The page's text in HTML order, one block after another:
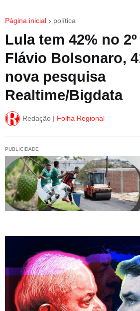
Página inicial política
Lula tem 42% no
Flávio Bolsonaro,
nova pesquisa
Realtime/Bigdata
Redação | Folha Regional
PUBLICIDADE